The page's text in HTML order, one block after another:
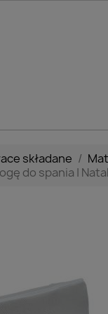
składane
do spania |